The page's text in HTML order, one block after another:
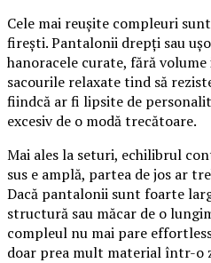
Cele mai reușite compleuri
firești. Pantalonii drepți sau
hanoracele curate, fără
sacourile relaxate tind să
fiindcă ar fi lipsite de
excesiv de o modă trecătoare.
Mai ales la seturi, echilibrul
sus e amplă, partea de jos ar
Dacă pantalonii sunt foarte
structură sau măcar de o
compleul nu mai pare
doar prea mult material într-o